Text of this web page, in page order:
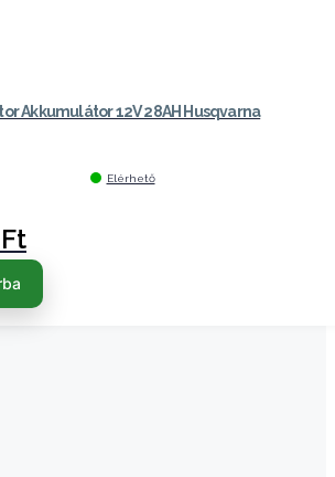
Akkumulátor 12V 28AH Husqvarna
Elérhető
Ft